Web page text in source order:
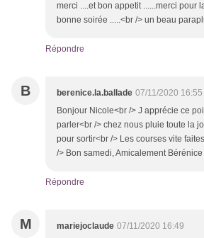
merci ....et bon appetit ......merci pour
bonne soirée .....<br /> un beau
Répondre
B berenice.la.ballade 07/11/2020 16:55
Bonjour Nicole<br /> J apprécie ce
parler<br /> chez nous pluie toute la
pour sortir<br /> Les courses vite
/> Bon samedi, Amicalement Bérénice
Répondre
M mariejoclaude 07/11/2020 16:49